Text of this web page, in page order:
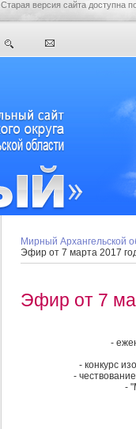
Старая версия сайта доступна
Мирный Архангельской
Эфир от 7 марта 2017
Эфир от 7
-
- конкурс
-
-